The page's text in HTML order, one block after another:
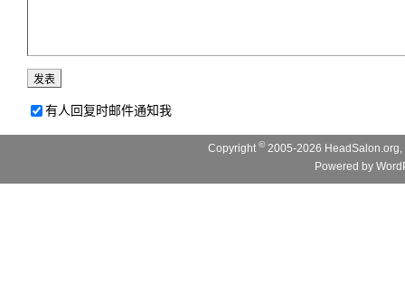
有人回复时邮件通知我
Copyright© 2005-2026
Powered by